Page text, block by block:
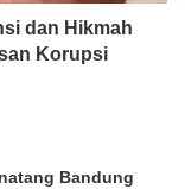
dan Hikmah
Korupsi
Bandung